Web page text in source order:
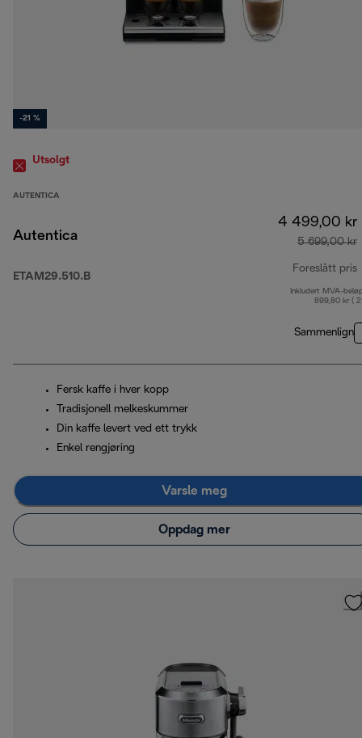
-21 %
Utsolgt
AUTENTICA
Autentica
ETAM29.510.B
4 499,00 kr
5 699,00 kr
Foreslått pris
Inkludert MVA-
899,80 kr (
Sammenlign
Fersk kaffe i hver kopp
Tradisjonell melkeskummer
Din kaffe levert ved ett trykk
Enkel rengjøring
Varsle meg
Oppdag mer